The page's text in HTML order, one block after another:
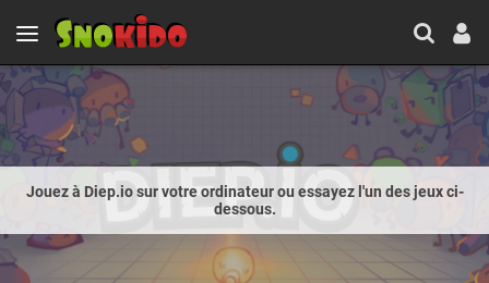
Jouez à Diep.io sur votre ordinateur ou essayez l'un des jeux ci-
dessous.